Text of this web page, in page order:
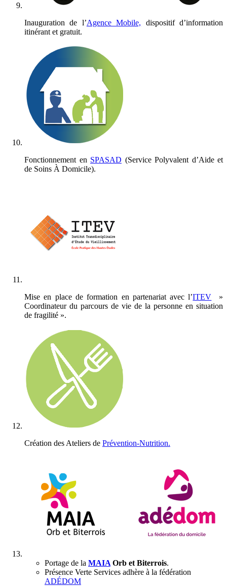
Inauguration de l’Agence Mobile, dispositif d’information
itinérant et gratuit.
Fonctionnement en SPASAD (Service Polyvalent d’Aide et
de Soins À Domicile).
Mise en place de formation en partenariat avec l’ITEV »
Coordinateur du parcours de vie de la personne en situation
de fragilité ».
Création des Ateliers de Prévention-Nutrition.
Portage de la MAIA Orb et Biterrois.
Présence Verte Services adhère à la fédération
ADÉDOM